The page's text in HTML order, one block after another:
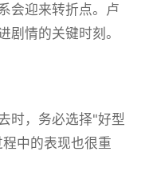
会迎来转折点。卢
剧情的关键时刻。
时，务必选择"好型
中的表现也很重